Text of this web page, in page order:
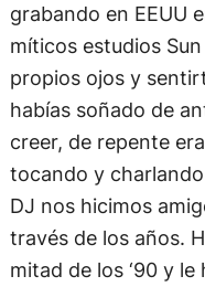
grabando en EEUU
míticos estudios
propios ojos y
habías soñado de
creer, de repente
tocando y
DJ nos hicimos
través de los años.
mitad de los ‘90 y